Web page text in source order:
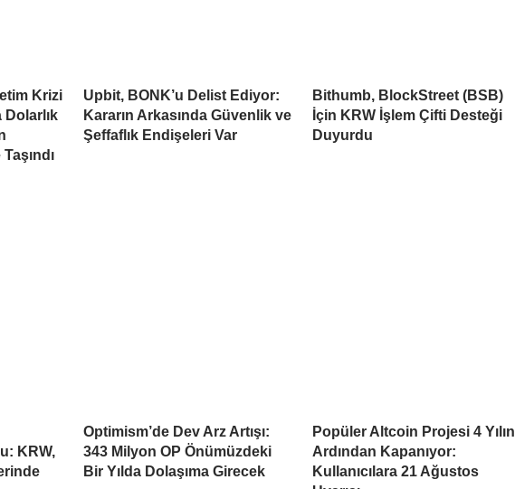
Krizi
Upbit, BONK’u Delist Ediyor:
Kararın Arkasında Güvenlik ve
Şeffaflık Endişeleri Var
Bithumb, BlockStreet (BSB)
İçin KRW İşlem Çifti Desteği
Duyurdu
KRW,
Optimism’de Dev Arz Artışı:
343 Milyon OP Önümüzdeki
Bir Yılda Dolaşıma Girecek
Popüler Altcoin Projesi 4 Yılın
Ardından Kapanıyor:
Kullanıcılara 21 Ağustos